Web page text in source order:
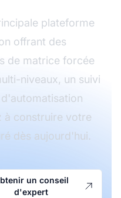
plateforme
offrant des
de matrice forcée
niveaux, un suivi
à construire votre
dès aujourd'hui.
un conseil
d'expert